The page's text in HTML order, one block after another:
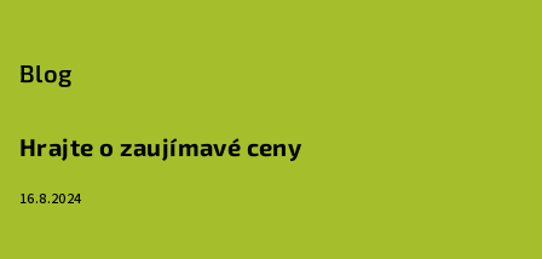
Blog
Hrajte o zaujímavé ceny
16.8.2024